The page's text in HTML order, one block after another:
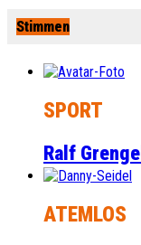
Stimmen
SPORT
Ralf Grengel
ATEMLOS